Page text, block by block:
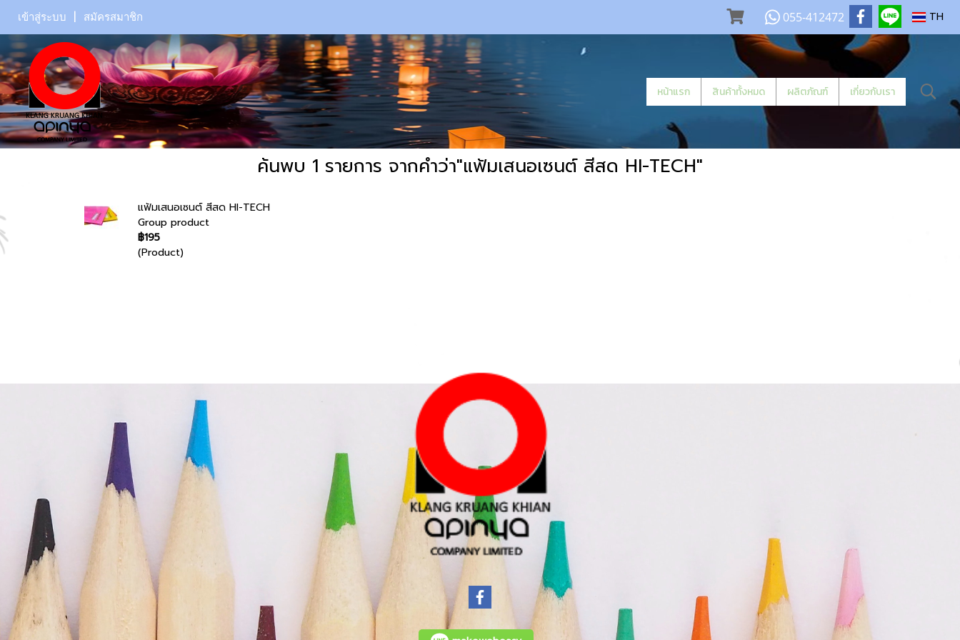
เข้าสู่ระบบ สมัครสมาชิก 055-412472 TH
หน้าแรก สินค้าทั้งหมด ผลิตภัณฑ์ เกี่ยวกับเรา
ค้นพบ 1 รายการ จากคำว่า"แฟ้มเสนอเซนต์ สีสด HI-TECH"
แฟ้มเสนอเซนต์ สีสด HI-TECH
Group product
฿195
(Product)